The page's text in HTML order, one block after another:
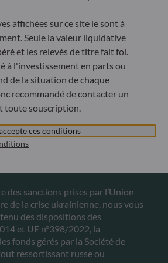
LUX
commerce et des sociétés de
B 29891 Agréé et supervisé
du Secteur Financier
des sanctions prises par l’Union
de la crise ukrainienne, nous vous
des dispositions des
et UE n°398/2022, la
fonds gérés par la Société de
ressortissant russe ou
affichées sur ce site le sont à
Seule la valeur liquidative
et les relevés de titre fait foi.
à l'investissement en parts ou
de la situation de chaque
recommandé de contacter un
toute souscription.
ces conditions